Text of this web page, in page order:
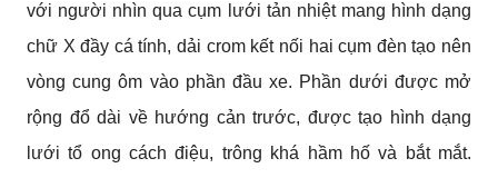
với người nhìn qua cụm lưới tản nhiệt mang hình dạng
chữ X đầy cá tính, dải crom kết nối hai cụm đèn tạo nên
vòng cung ôm vào phần đầu xe. Phần dưới được mở
rộng đổ dài về hướng cản trước, được tạo hình dạng
lưới tổ ong cách điệu, trông khá hầm hố và bắt mắt.